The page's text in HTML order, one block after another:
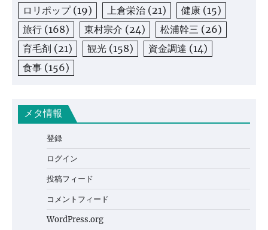
ロリポップ(19) 上倉栄治 (21) 健康 (15)
旅行 (168) 東村宗介 (24) 松浦幹三 (26)
育毛剤 (21) 観光 (158) 資金調達 (14)
食事 (156)
メタ情報
登録
ログイン
投稿フィード
コメントフィード
WordPress.org